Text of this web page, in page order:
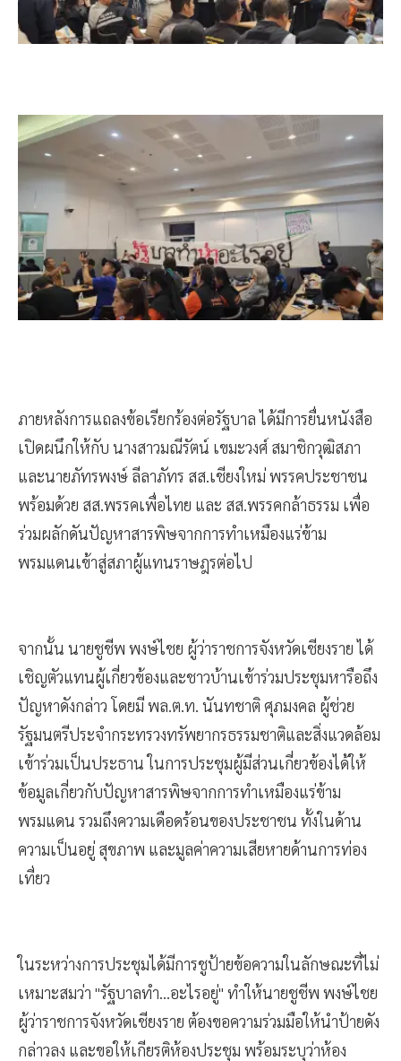
ภายหลังการแถลงข้อเรียกร้องต่อรัฐบาล ได้มีการยื่นหนังสือ
เปิดผนึกให้กับ นางสาวมณีรัตน์ เขมะวงศ์ สมาชิกวุฒิสภา
และนายภัทรพงษ์ ลีลาภัทร สส.เชียงใหม่ พรรคประชาชน
พร้อมด้วย สส.พรรคเพื่อไทย และ สส.พรรคกล้าธรรม เพื่อ
ร่วมผลักดันปัญหาสารพิษจากการทำเหมืองแร่ข้าม
จากนั้น นายชูชีพ พงษ์ไชย ผู้ว่าราชการจังหวัดเชียงราย ได้
เชิญตัวแทนผู้เกี่ยวข้องและชาวบ้านเข้าร่วมประชุมหารือถึง
ปัญหาดังกล่าว โดยมี พล.ต.ท. นันทชาติ ศุภมงคล ผู้ช่วย
รัฐมนตรีประจำกระทรวงทรัพยากรธรรมชาติและสิ่งแวดล้อม
เข้าร่วมเป็นประธาน ในการประชุมผู้มีส่วนเกี่ยวข้องได้ให้
ข้อมูลเกี่ยวกับปัญหาสารพิษจากการทำเหมืองแร่ข้าม
พรมแดน รวมถึงความเดือดร้อนของประชาชน ทั้งในด้าน
ความเป็นอยู่ สุขภาพ และมูลค่าความเสียหายด้านการท่อง
ในระหว่างการประชุมได้มีการชูป้ายข้อความในลักษณะที่ไม่
เหมาะสมว่า "รัฐบาลทำ...อะไรอยู่" ทำให้นายชูชีพ พงษ์ไชย
ผู้ว่าราชการจังหวัดเชียงราย ต้องขอความร่วมมือให้นำป้ายดัง